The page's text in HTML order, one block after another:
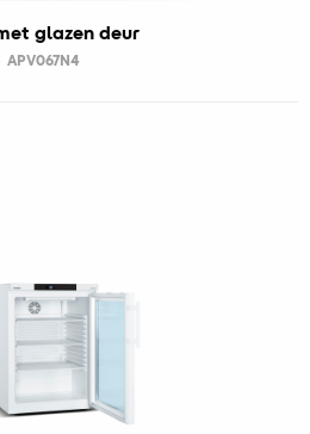
glazen deur
APV067N4